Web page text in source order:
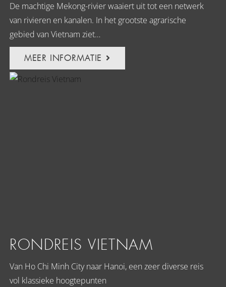
De machtige Mekong-rivier waaiert uit tot een netwerk
van rivieren en kanalen. In het grootste agrarische
gebied van Vietnam ziet…
MEER INFORMATIE
RONDREIS VIETNAM
Van Ho Chi Minh City naar Hanoi, een zeer diverse reis
vol klassieke hoogtepunten